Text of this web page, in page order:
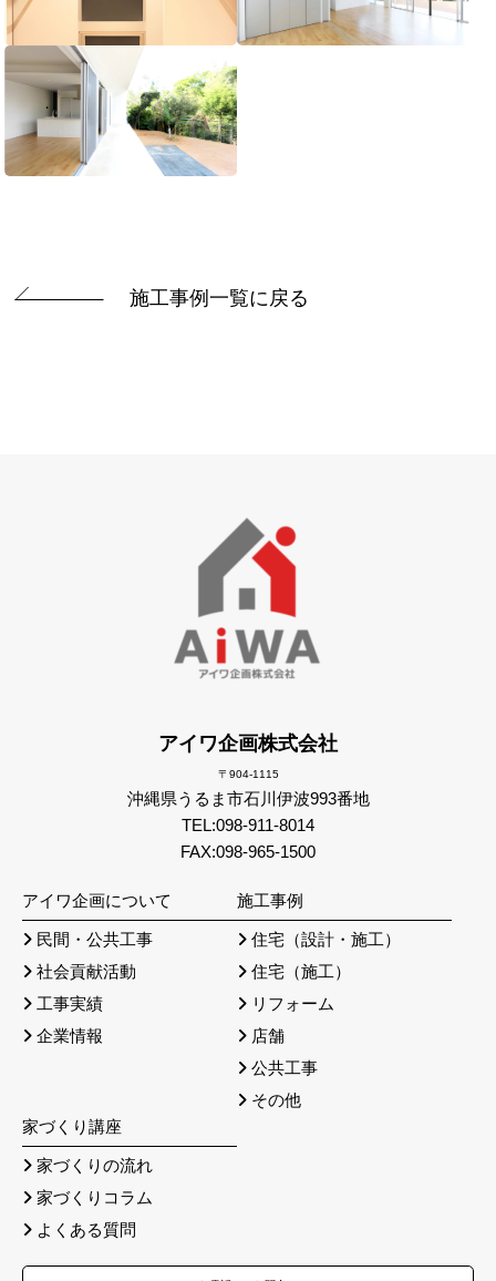
施工事例一覧に戻る
アイワ企画株式会社
〒904-1115
沖縄県うるま市石川伊波993番地
TEL:098-911-8014
FAX:098-965-1500
アイワ企画について
民間・公共工事
社会貢献活動
工事実績
企業情報
施工事例
住宅（設計・施工）
住宅（施工）
リフォーム
店舗
公共工事
その他
家づくり講座
家づくりの流れ
家づくりコラム
よくある質問